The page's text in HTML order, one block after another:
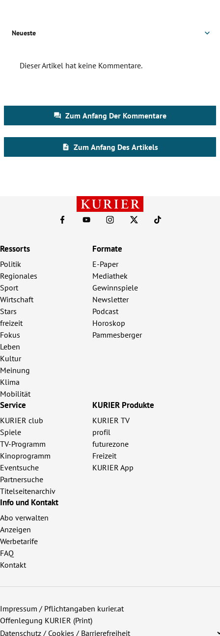
Ressorts
Politik
Regionales
Sport
Wirtschaft
Stars
freizeit
Fokus
Leben
Kultur
Meinung
Klima
Mobilität
Formate
E-Paper
Mediathek
Gewinnspiele
Newsletter
Podcast
Horoskop
Pammesberger
Service
KURIER club
Spiele
TV-Programm
Kinoprogramm
Eventsuche
Partnersuche
Titelseitenarchiv
KURIER Produkte
KURIER TV
profil
futurezone
Freizeit
KURIER App
Info und Kontakt
Abo verwalten
Anzeigen
Werbetarife
FAQ
Kontakt
Impressum / Pflichtangaben kurier.at
Offenlegung KURIER (Print)
Datenschutz / Cookies / Barrierefreiheit